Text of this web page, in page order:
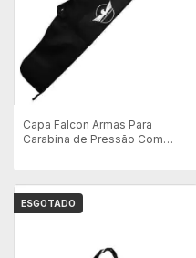
Capa Falcon Armas Para
Carabina de Pressão Com
ESGOTADO